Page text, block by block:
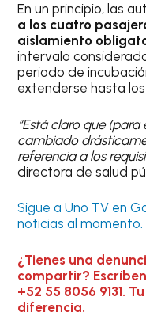
En un principio, las
a los cuatro
aislamiento
intervalo
periodo de
extenderse hasta
“Está claro que
cambiado
referencia a los
directora de salud
Sigue a Uno TV en
noticias al momento.
¿Tienes una
compartir?
+52 55 8056 9131.
diferencia.